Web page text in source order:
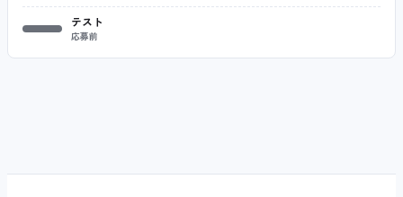
テスト
応募前